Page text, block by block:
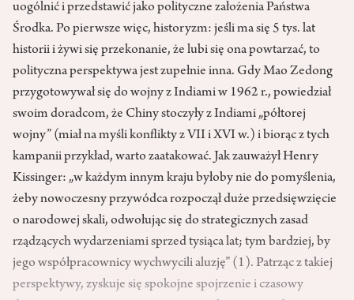
uogólnić i przedstawić jako polityczne założenia Państwa
Środka. Po pierwsze więc, historyzm: jeśli ma się 5 tys. lat
historii i żywi się przekonanie, że lubi się ona powtarzać, to
polityczna perspektywa jest zupełnie inna. Gdy Mao Zedong
przygotowywał się do wojny z Indiami w 1962 r., powiedział
swoim doradcom, że Chiny stoczyły z Indiami „półtorej
wojny” (miał na myśli konflikty z VII i XVI w.) i biorąc z tych
kampanii przykład, warto zaatakować. Jak zauważył Henry
Kissinger: „w każdym innym kraju byłoby nie do pomyślenia,
żeby nowoczesny przywódca rozpoczął duże przedsięwzięcie
o narodowej skali, odwołując się do strategicznych zasad
rządzących wydarzeniami sprzed tysiąca lat; tym bardziej, by
jego współpracownicy wychwycili aluzję” (1). Patrząc z takiej
perspektywy, zyskuje się spokojne spojrzenie i czasowy